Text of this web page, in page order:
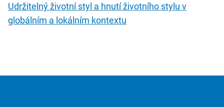
Udržitelný životní styl a hnutí životního stylu v
globálním a lokálním kontextu